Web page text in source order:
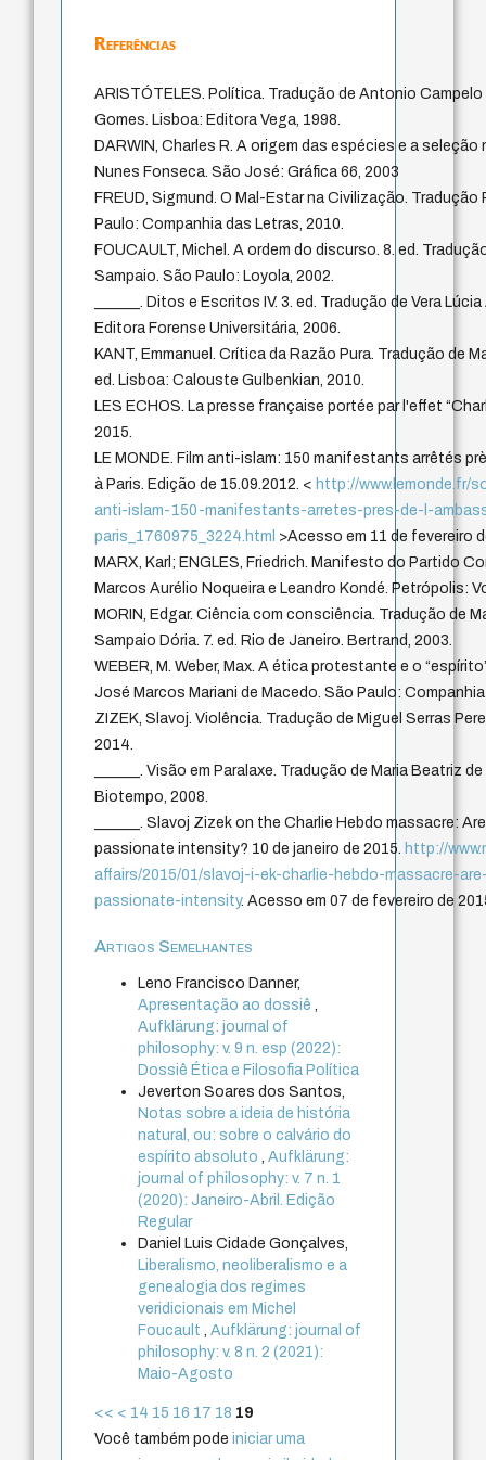
Referências
ARISTÓTELES. Política. Tradução de Antonio
Gomes. Lisboa: Editora Vega, 1998.
DARWIN, Charles R. A origem das espécies e a
Nunes Fonseca. São José: Gráfica 66, 2003
FREUD, Sigmund. O Mal-Estar na Civilização.
Paulo: Companhia das Letras, 2010.
FOUCAULT, Michel. A ordem do discurso. 8. ed.
Sampaio. São Paulo: Loyola, 2002.
______. Ditos e Escritos IV. 3. ed. Tradução de Vera
Editora Forense Universitária, 2006.
KANT, Emmanuel. Crítica da Razão Pura. Tradução de
ed. Lisboa: Calouste Gulbenkian, 2010.
LES ECHOS. La presse française portée par l'effet
2015.
LE MONDE. Film anti-islam: 150 manifestants arrêtés
à Paris. Edição de 15.09.2012. < http://www.lemonde.fr/
anti-islam-150-manifestants-arretes-pres-de-l-
paris_1760975_3224.html >Acesso em 11 de fevereiro
MARX, Karl; ENGLES, Friedrich. Manifesto do Partido
Marcos Aurélio Noqueira e Leandro Kondé. Petrópolis:
MORIN, Edgar. Ciência com consciência. Tradução de
Sampaio Dória. 7. ed. Rio de Janeiro. Bertrand, 2003.
WEBER, M. Weber, Max. A ética protestante e o
José Marcos Mariani de Macedo. São Paulo:
ZIZEK, Slavoj. Violência. Tradução de Miguel Serras
2014.
______. Visão em Paralaxe. Tradução de Maria Beatriz
Biotempo, 2008.
______. Slavoj Zizek on the Charlie Hebdo massacre:
passionate intensity? 10 de janeiro de 2015. http://
affairs/2015/01/slavoj-i-ek-charlie-hebdo-massacre-
passionate-intensity. Acesso em 07 de fevereiro de
Artigos Semelhantes
Leno Francisco Danner,
Apresentação ao dossiê,
Aufklärung: journal of
philosophy: v. 9 n. esp (2022):
Dossiê Ética e Filosofia Política
Jeverton Soares dos Santos,
Notas sobre a ideia de história
natural, ou: sobre o calvário do
espírito absoluto,Aufklärung:
journal of philosophy: v. 7 n. 1
(2020): Janeiro-Abril. Edição
Regular
Daniel Luis Cidade Gonçalves,
Liberalismo, neoliberalismo e a
genealogia dos regimes
veridicionais em Michel
Foucault,Aufklärung: journal of
philosophy: v. 8 n. 2 (2021):
Maio-Agosto
<< < 14 15 16 17 18 19
Você também podeiniciar uma